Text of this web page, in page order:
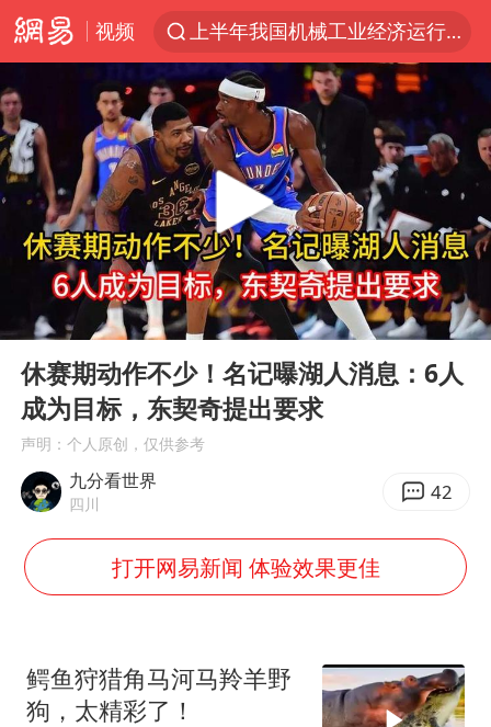
视频
上半年我国机械工业经济运行稳中有进
国防部回应日本试射“战斧”导弹
泰国枪击案凶手先杀祖父母后行凶
A股三大股指收涨
台风“白海豚”体型变大！环流面积接近13个浙江那么大
泰国校园枪击案死亡人数升至7人
江苏发布台风蓝色预警
宇树科技中一签需缴款7.54万元
“立秋的第一杯奶茶”又爆单了
台湾海峡南口北上船舶实施交通管制
向鹏0-3不敌张本智和
四川宜宾地震网友称睡觉被摇醒
今日立秋你咬秋了吗
公司“上四休三”但要降薪1000元
Play
00:00 05:38
休赛期动作不少！名记曝湖人消息：6人
成为目标，东契奇提出要求
声明：个人原创，仅供参考
九分看世界
四川 42
打开网易新闻 体验效果更佳
鳄鱼狩猎角马河马羚羊野
狗，太精彩了！